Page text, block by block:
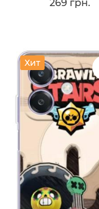
269 грн.
Хит